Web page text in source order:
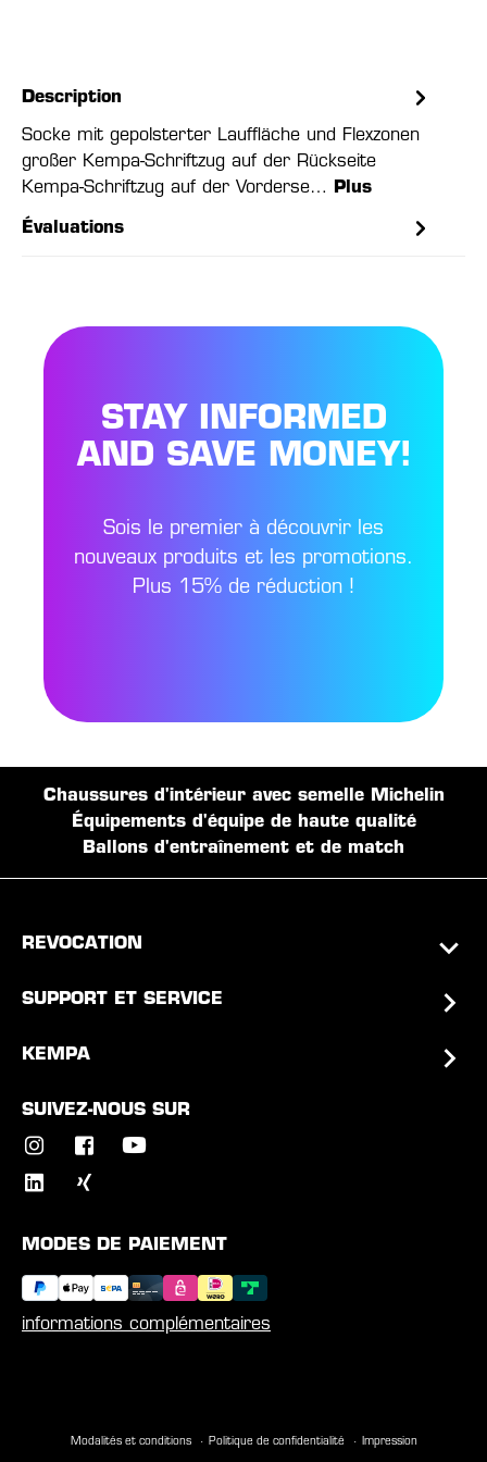
Description
Socke mit gepolsterter Lauffläche und Flexzonen
großer Kempa-Schriftzug auf der Rückseite
Kempa-Schriftzug auf der Vorderse…
Plus
Évaluations
STAY INFORMED
AND SAVE MONEY!
Sois le premier à découvrir les
nouveaux produits et les promotions.
Plus 15% de réduction !
Chaussures d'intérieur avec semelle Michelin
Équipements d'équipe de haute qualité
Ballons d'entraînement et de match
REVOCATION
SUPPORT ET SERVICE
KEMPA
SUIVEZ-NOUS SUR
MODES DE PAIEMENT
informations complémentaires
Modalités et conditions Politique de confidentialité Impression